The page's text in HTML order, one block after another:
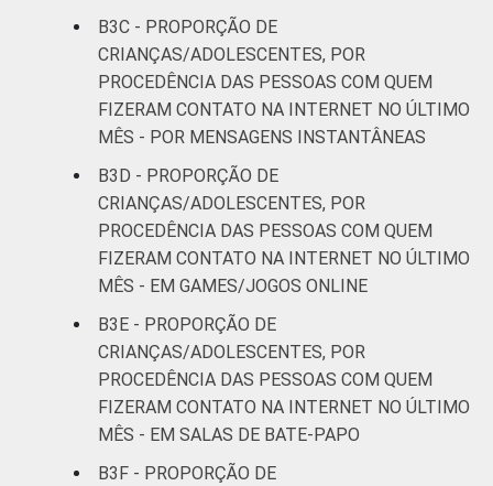
B3C - PROPORÇÃO DE
CRIANÇAS/ADOLESCENTES, POR
PROCEDÊNCIA DAS PESSOAS COM QUEM
FIZERAM CONTATO NA INTERNET NO ÚLTIMO
MÊS - POR MENSAGENS INSTANTÂNEAS
B3D - PROPORÇÃO DE
CRIANÇAS/ADOLESCENTES, POR
PROCEDÊNCIA DAS PESSOAS COM QUEM
FIZERAM CONTATO NA INTERNET NO ÚLTIMO
MÊS - EM GAMES/JOGOS ONLINE
B3E - PROPORÇÃO DE
CRIANÇAS/ADOLESCENTES, POR
PROCEDÊNCIA DAS PESSOAS COM QUEM
FIZERAM CONTATO NA INTERNET NO ÚLTIMO
MÊS - EM SALAS DE BATE-PAPO
B3F - PROPORÇÃO DE